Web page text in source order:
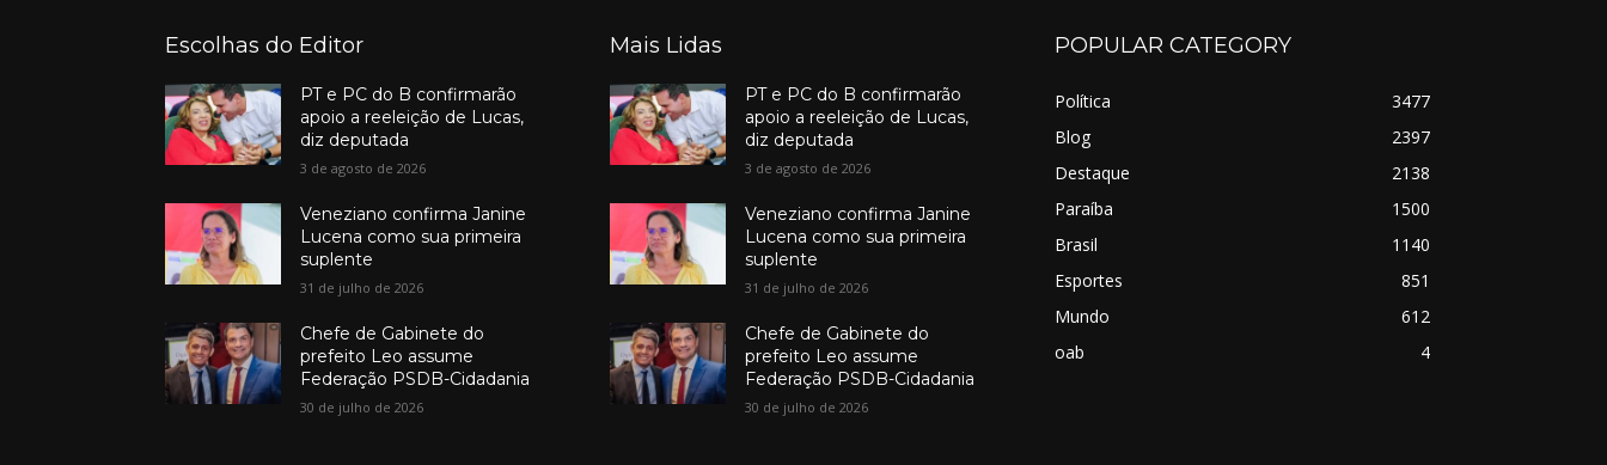
Escolhas do Editor
PT e PC do B confirmarão
apoio a reeleição de Lucas,
diz deputada
3 de agosto de 2026
Veneziano confirma Janine
Lucena como sua primeira
suplente
31 de julho de 2026
Chefe de Gabinete do
prefeito Leo assume
Federação PSDB-Cidadania
30 de julho de 2026
Mais Lidas
PT e PC do B confirmarão
apoio a reeleição de Lucas,
diz deputada
3 de agosto de 2026
Veneziano confirma Janine
Lucena como sua primeira
suplente
31 de julho de 2026
Chefe de Gabinete do
prefeito Leo assume
Federação PSDB-Cidadania
30 de julho de 2026
POPULAR CATEGORY
Política
3477
Blog
2397
Destaque
2138
Paraíba
1500
Brasil
1140
Esportes
851
Mundo
612
oab
4